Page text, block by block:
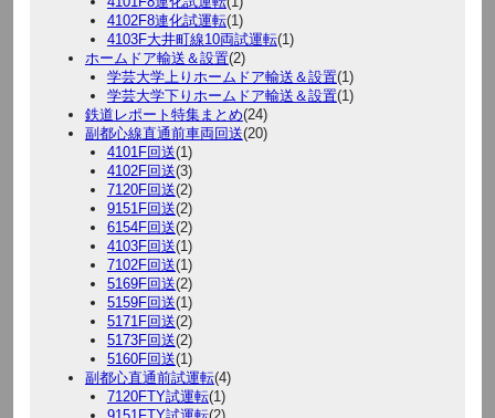
4102F8連化試運転(1)
4103F大井町線10両試運転(1)
ホームドア輸送＆設置(2)
学芸大学上りホームドア輸送＆設置(1)
学芸大学下りホームドア輸送＆設置(1)
鉄道レポート特集まとめ(24)
副都心線直通前車両回送(20)
4101F回送(1)
4102F回送(3)
7120F回送(2)
9151F回送(2)
6154F回送(2)
4103F回送(1)
7102F回送(1)
5169F回送(2)
5159F回送(1)
5171F回送(2)
5173F回送(2)
5160F回送(1)
副都心直通前試運転(4)
7120FTY試運転(1)